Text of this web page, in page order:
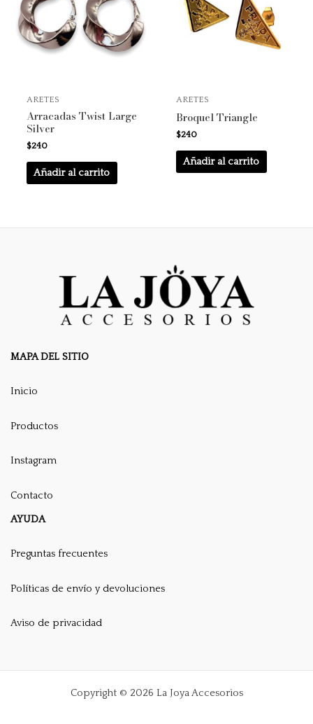
ARETES
Arracadas Twist Large
Silver
$240
Añadir al carrito
ARETES
Broquel Triangle
$240
Añadir al carrito
MAPA DEL SITIO
Inicio
Productos
Instagram
Contacto
AYUDA
Preguntas frecuentes
Políticas de envío y devoluciones
Aviso de privacidad
Copyright © 2026 La Joya Accesorios